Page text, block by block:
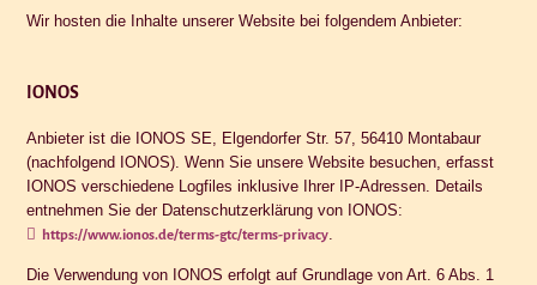
Wir hosten die Inhalte unserer Website bei folgendem Anbieter:
IONOS
Anbieter ist die IONOS SE, Elgendorfer Str. 57, 56410 Montabaur
(nachfolgend IONOS). Wenn Sie unsere Website besuchen, erfasst
IONOS verschiedene Logfiles inklusive Ihrer IP-Adressen. Details
entnehmen Sie der Datenschutzerklärung von IONOS:
https://www.ionos.de/terms-gtc/terms-privacy
Die Verwendung von IONOS erfolgt auf Grundlage von Art. 6 Abs. 1